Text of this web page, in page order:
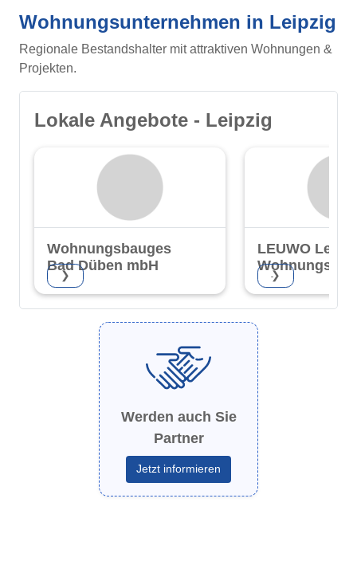
Wohnungsunternehmen in Leipzig
Regionale Bestandshalter mit attraktiven Wohnungen &
Projekten.
Lokale Angebote - Leipzig
Wohnungsbaugesellschaft
Bad Düben mbH
❯
LEUWO
mbH
❯
Werden auch Sie
Partner
Jetzt informieren